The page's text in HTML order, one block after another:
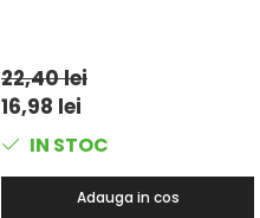
22,40 lei
16,98 lei
IN STOC
Adauga in cos